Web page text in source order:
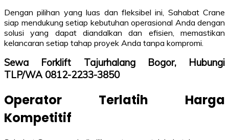
Dengan pilihan yang luas dan fleksibel ini, Sahabat Crane
siap mendukung setiap kebutuhan operasional Anda dengan
solusi yang dapat diandalkan dan efisien, memastikan
kelancaran setiap tahap proyek Anda tanpa kompromi.
Sewa Forklift Tajurhalang Bogor, Hubungi
TLP/WA 0812-2233-3850
Operator Terlatih Harga
Kompetitif